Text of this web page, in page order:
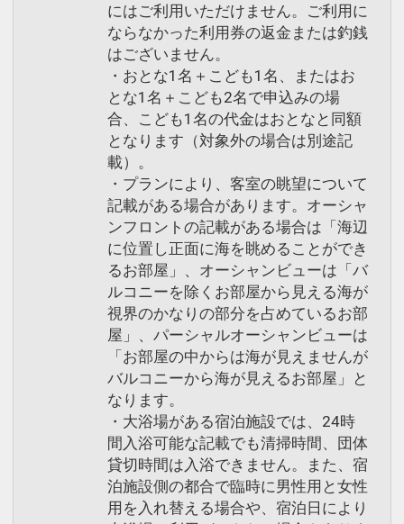
にはご利用いただけません。ご利用に
ならなかった利用券の返金または釣銭
はございません。
・おとな1名＋こども1名、またはお
とな1名＋こども2名で申込みの場
合、こども1名の代金はおとなと同額
となります（対象外の場合は別途記
載）。
・プランにより、客室の眺望について
記載がある場合があります。オーシャ
ンフロントの記載がある場合は「海辺
に位置し正面に海を眺めることができ
るお部屋」、オーシャンビューは「バ
ルコニーを除くお部屋から見える海が
視界のかなりの部分を占めているお部
屋」、パーシャルオーシャンビューは
「お部屋の中からは海が見えませんが
バルコニーから海が見えるお部屋」と
なります。
・大浴場がある宿泊施設では、24時
間入浴可能な記載でも清掃時間、団体
貸切時間は入浴できません。また、宿
泊施設側の都合で臨時に男性用と女性
用を入れ替える場合や、宿泊日により